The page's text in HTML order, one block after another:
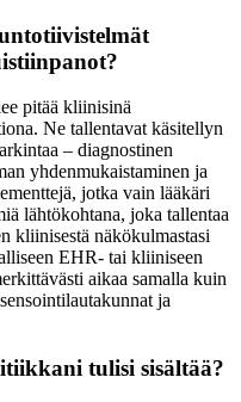
pitää kliinisinä
Ne tallentavat käsitellyn
– diagnostinen
yhdenmukaistaminen ja
jotka vain lääkäri
lähtökohtana, joka tallentaa
kliinisestä näkökulmastasi
EHR- tai kliiniseen
aikaa samalla kuin
ja
tulisi sisältää?